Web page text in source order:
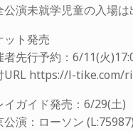
演未就学児童の入場は
ット発売
者先行予約：6/11(火
URL https://l-tike.com/
イガイド発売：6/29(土)
公演：ローソン